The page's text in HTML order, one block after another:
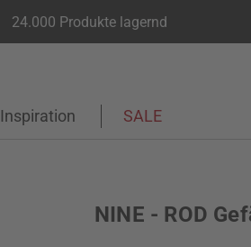
24.000 Produkte lagernd
Inspiration SALE
NINE - ROD